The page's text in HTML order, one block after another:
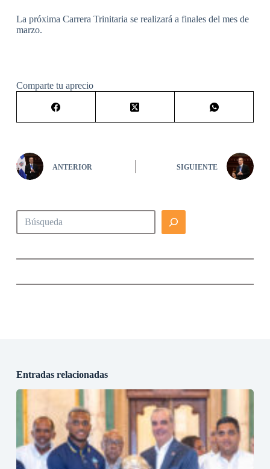
La próxima Carrera Trinitaria se realizará a finales del mes de
marzo.
Comparte tu aprecio
ANTERIOR SIGUIENTE
Buscar
Entradas relacionadas